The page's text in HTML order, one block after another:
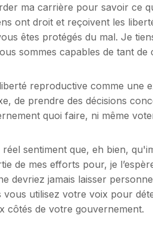
ma carrière pour savoir ce
ont droit et reçoivent les
êtes protégés du mal. Je
sommes capables de tant de
reproductive comme une
de prendre des décisions
quoi faire, ni même
sentiment que, eh bien,
de mes efforts pour, je
devriez jamais laisser
vous utilisez votre voix pour
côtés de votre gouvernement.